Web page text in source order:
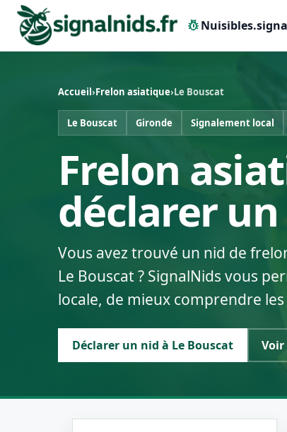
pest_control
Accueil›Frelon asiatique›Le Bouscat
Le Bouscat Gironde Signalement local
Frelon
déclarer
Vous avez trouvé un nid de
Le Bouscat ? SignalNids vous
locale, de mieux comprendre
Déclarer un nid à Le Bouscat